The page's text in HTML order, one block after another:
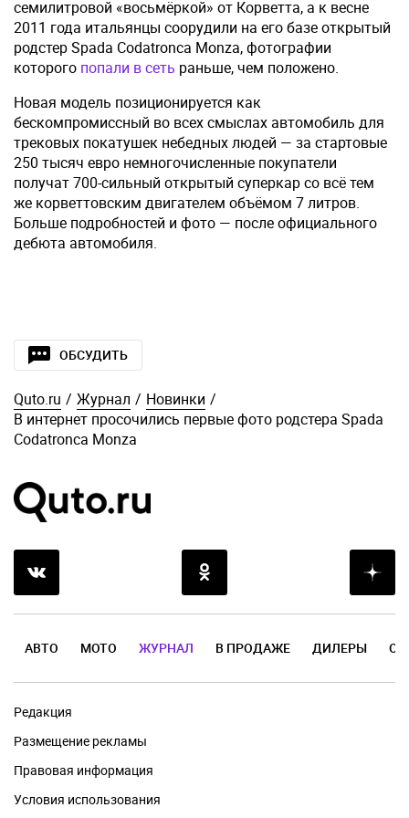
семилитровой «восьмёркой» от Корветта, а к весне
2011 года итальянцы соорудили на его базе открытый
родстер Spada Codatronca Monza, фотографии
которого попали в сеть раньше, чем положено.
Новая модель позиционируется как
бескомпромиссный во всех смыслах автомобиль для
трековых покатушек небедных людей — за стартовые
250 тысяч евро немногочисленные покупатели
получат 700-сильный открытый суперкар со всё тем
же корветтовским двигателем объёмом 7 литров.
Больше подробностей и фото — после официального
дебюта автомобиля.
ОБСУДИТЬ
Quto.ru / Журнал / Новинки /
В интернет просочились первые фото родстера Spada
Codatronca Monza
АВТО МОТО ЖУРНАЛ В ПРОДАЖЕ ДИЛЕРЫ
Редакция
Размещение рекламы
Правовая информация
Условия использования